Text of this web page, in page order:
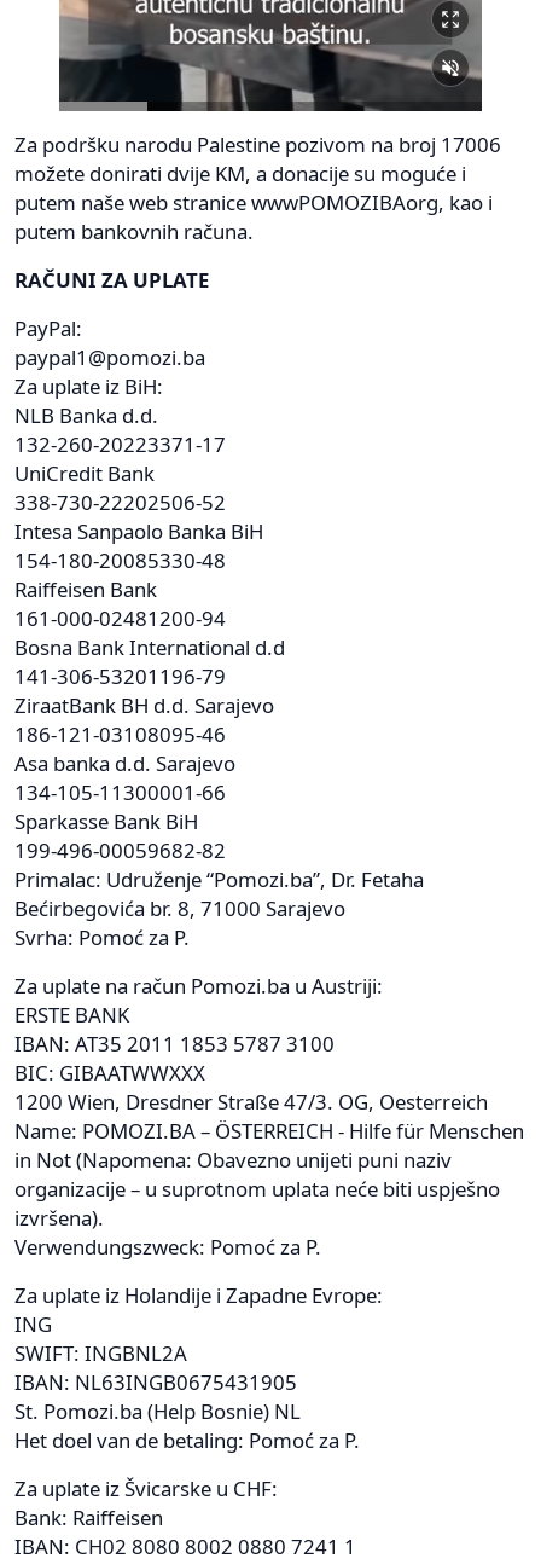
Za podršku narodu Palestine pozivom na broj 17006
možete donirati dvije KM, a donacije su moguće i
putem naše web stranice wwwPOMOZIBAorg, kao i
putem bankovnih računa.
RAČUNI ZA UPLATE
PayPal:
paypal1@pomozi.ba
Za uplate iz BiH:
NLB Banka d.d.
132-260-20223371-17
UniCredit Bank
338-730-22202506-52
Intesa Sanpaolo Banka BiH
154-180-20085330-48
Raiffeisen Bank
161-000-02481200-94
Bosna Bank International d.d
141-306-53201196-79
ZiraatBank BH d.d. Sarajevo
186-121-03108095-46
Asa banka d.d. Sarajevo
134-105-11300001-66
Sparkasse Bank BiH
199-496-00059682-82
Primalac: Udruženje “Pomozi.ba”, Dr. Fetaha
Bećirbegovića br. 8, 71000 Sarajevo
Svrha: Pomoć za P.
Za uplate na račun Pomozi.ba u Austriji:
ERSTE BANK
IBAN: AT35 2011 1853 5787 3100
BIC: GIBAATWWXXX
1200 Wien, Dresdner Straße 47/3. OG, Oesterreich
Name: POMOZI.BA – ÖSTERREICH - Hilfe für Menschen
in Not (Napomena: Obavezno unijeti puni naziv
organizacije – u suprotnom uplata neće biti uspješno
izvršena).
Verwendungszweck: Pomoć za P.
Za uplate iz Holandije i Zapadne Evrope:
ING
SWIFT: INGBNL2A
IBAN: NL63INGB0675431905
St. Pomozi.ba (Help Bosnie) NL
Het doel van de betaling: Pomoć za P.
Za uplate iz Švicarske u CHF:
Bank: Raiffeisen
IBAN: CH02 8080 8002 0880 7241 1